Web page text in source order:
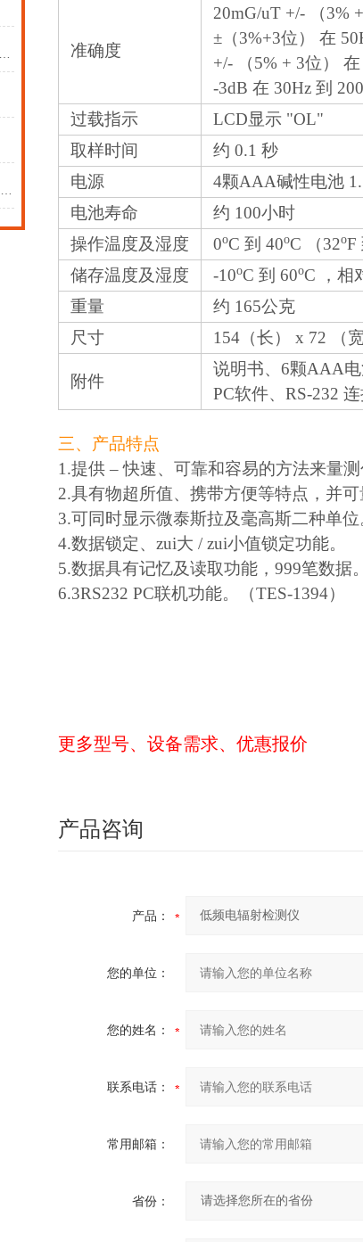
准确度
20mG/uT +/- （3%
±（3%+3位） 在
+/- （5% + 3位）
-3dB 在 30Hz 到
过载指示
LCD显示 "OL"
取样时间
约 0.1 秒
电源
4颗AAA碱性电池
电池寿命
约 100小时
操作温度及湿度
0oC 到 40oC （32oF
储存温度及湿度
-10oC 到 60oC ，相
重量
约 165公克
尺寸
154（长） x 72 （
附件
说明书、6颗AAA电
PC软件、RS-232
三、产品特点
1.提供 – 快速、可靠和容易的方法来量
2.具有物超所值、携带方便等特点，并可
3.可同时显示微泰斯拉及毫高斯二种单位
4.数据锁定、zui大 / zui小值锁定功能。
5.数据具有记忆及读取功能，999笔数据。
6.3RS232 PC联机功能。（TES-1394）
更多型号、设备需求、优惠报价
产品咨询
产品：
您的单位：
您的姓名：
联系电话：
常用邮箱：
省份：